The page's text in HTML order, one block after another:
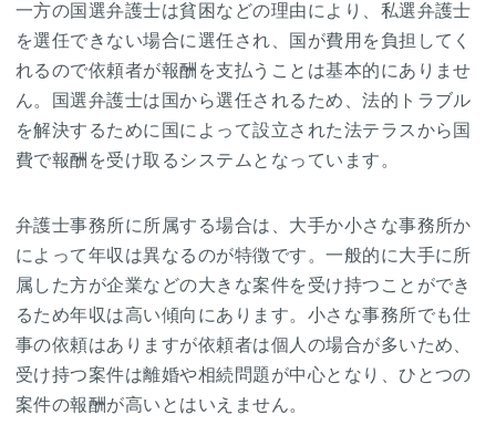
一方の国選弁護士は貧困などの理由により、私選弁護士
を選任できない場合に選任され、国が費用を負担してく
れるので依頼者が報酬を支払うことは基本的にありませ
ん。国選弁護士は国から選任されるため、法的トラブル
を解決するために国によって設立された法テラスから国
費で報酬を受け取るシステムとなっています。
弁護士事務所に所属する場合は、大手か小さな事務所か
によって年収は異なるのが特徴です。一般的に大手に所
属した方が企業などの大きな案件を受け持つことができ
るため年収は高い傾向にあります。小さな事務所でも仕
事の依頼はありますが依頼者は個人の場合が多いため、
受け持つ案件は離婚や相続問題が中心となり、ひとつの
案件の報酬が高いとはいえません。